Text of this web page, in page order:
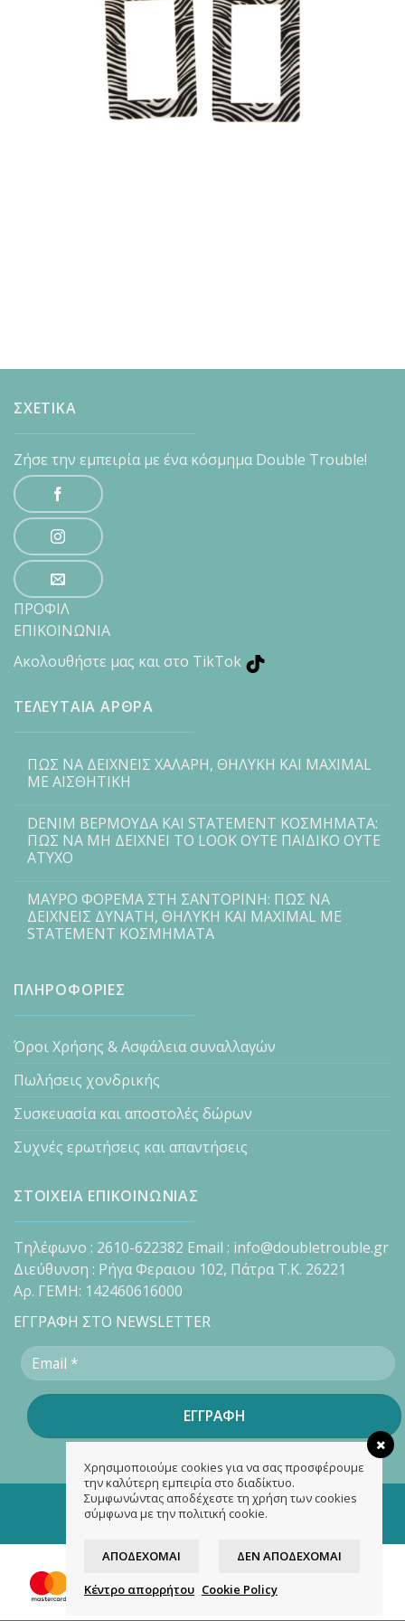
ΣΧΕΤΙΚΑ
Ζήσε την εμπειρία με ένα κόσμημα Double Trouble!
ΠΡΟΦΙΛ
ΕΠΙΚΟΙΝΩΝΙΑ
Ακολουθήστε μας και στο TikTok
ΤΕΛΕΥΤΑΙΑ ΑΡΘΡΑ
ΠΩΣ ΝΑ ΔΕΙΧΝΕΙΣ ΧΑΛΑΡΗ, ΘΗΛΥΚΗ ΚΑΙ MAXIMAL
ΜΕ ΑΙΣΘΗΤΙΚΗ
DENIM ΒΕΡΜΟΥΔΑ ΚΑΙ STATEMENT ΚΟΣΜΗΜΑΤΑ:
ΠΩΣ ΝΑ ΜΗ ΔΕΙΧΝΕΙ ΤΟ LOOK ΟΥΤΕ ΠΑΙΔΙΚΟ ΟΥΤΕ
ΑΤΥΧΟ
ΜΑΥΡΟ ΦΟΡΕΜΑ ΣΤΗ ΣΑΝΤΟΡΙΝΗ: ΠΩΣ ΝΑ
ΔΕΙΧΝΕΙΣ ΔΥΝΑΤΗ, ΘΗΛΥΚΗ ΚΑΙ MAXIMAL ΜΕ
STATEMENT ΚΟΣΜΗΜΑΤΑ
ΠΛΗΡΟΦΟΡΙΕΣ
Όροι Χρήσης & Ασφάλεια συναλλαγών
Πωλήσεις χονδρικής
Συσκευασία και αποστολές δώρων
Συχνές ερωτήσεις και απαντήσεις
ΣΤΟΙΧΕΙΑ ΕΠΙΚΟΙΝΩΝΙΑΣ
Τηλέφωνο : 2610-622382 Email : info@doubletrouble.gr
Διεύθυνση : Ρήγα Φεραιου 102, Πάτρα Τ.Κ. 26221
Αρ. ΓΕΜΗ: 142460616000
ΕΓΓΡΑΦΗ ΣΤΟ NEWSLETTER
Copyright 2026 ©doubletrouble.gr
Designed & developed by
Χρησιμοποιούμε cookies για να σας προσφέρουμε
την καλύτερη εμπειρία στο διαδίκτυο.
Συμφωνώντας αποδέχεστε τη χρήση των cookies
σύμφωνα με την πολιτική cookie.
ΑΠΟΔΈΧΟΜΑΙ ΔΕΝ ΑΠΟΔΈΧΟΜΑΙ
Κέντρο απορρήτου Cookie Policy